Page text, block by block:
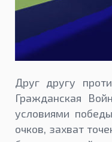
Друг другу
Гражданская
условиями
очков, захват